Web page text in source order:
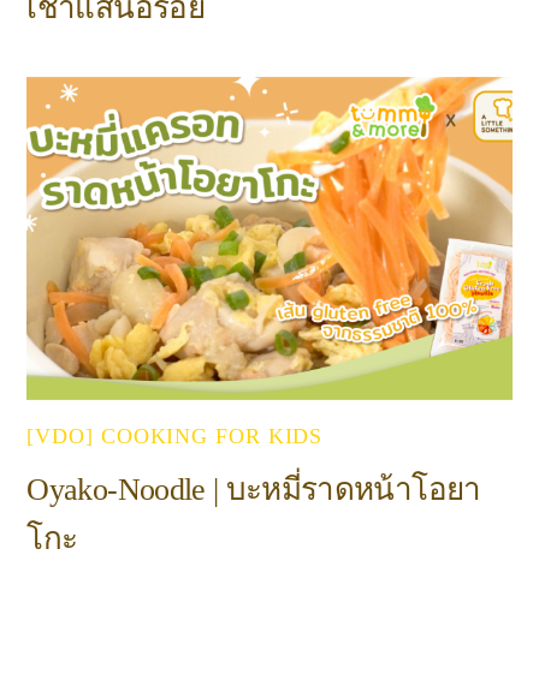
เช้าแสนอร่อย
[VDO] COOKING FOR KIDS
Oyako-Noodle | บะหมี่ราดหน้าโอยา
โกะ